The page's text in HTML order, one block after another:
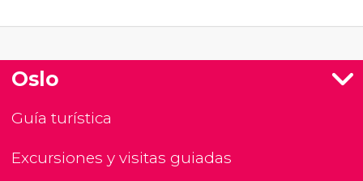
Oslo
Guía turística
Excursiones y visitas guiadas